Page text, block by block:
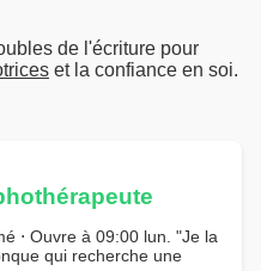
de l'écriture pour
et la confiance en soi.
⋅ Ouvre à 09:00 lun. "Je la
qui recherche une